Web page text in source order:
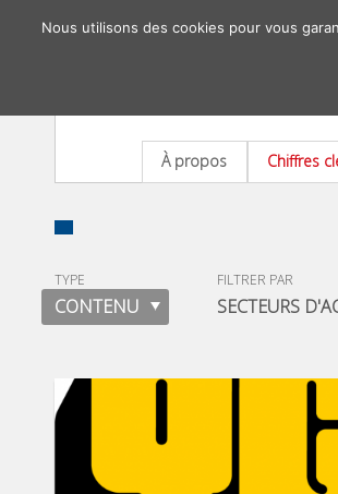
À propos Chiffres
TYPE
CONTENU
FILTRER PAR
SECTEURS
Nous utilisons des cookies pour vous